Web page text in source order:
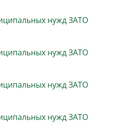
нужд ЗАТО
нужд ЗАТО
нужд ЗАТО
нужд ЗАТО